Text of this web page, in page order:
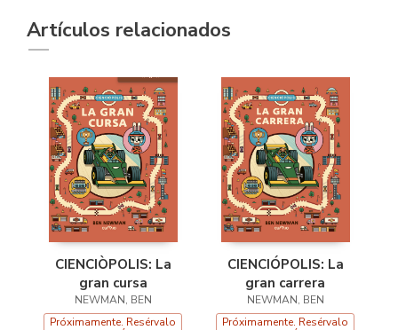
Artículos relacionados
CIENCIÒPOLIS: La
gran cursa
NEWMAN, BEN
Próximamente. Resérvalo
CIENCIÓPOLIS: La
gran carrera
NEWMAN, BEN
Próximamente. Resérvalo